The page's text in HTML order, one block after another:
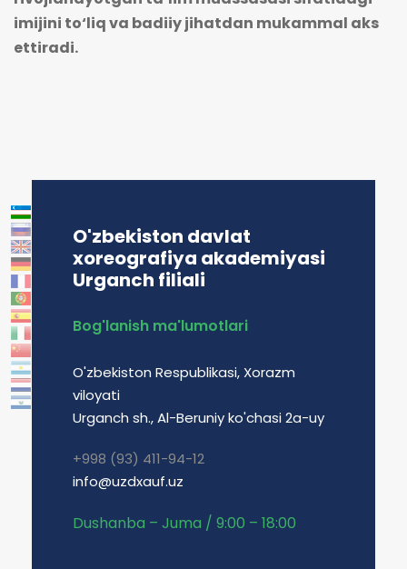
imijini to‘liq va badiiy jihatdan mukammal aks
ettiradi.
O'zbekiston davlat
xoreografiya akademiyasi
Urganch filiali
Bog'lanish ma'lumotlari
O'zbekiston Respublikasi, Xorazm
viloyati
Urganch sh., Al-Beruniy ko'chasi 2a-uy
+998 (93) 411-94-12
info@uzdxauf.uz
Dushanba – Juma / 9:00 – 18:00